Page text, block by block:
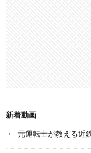
新着動画
元運転士が教える近